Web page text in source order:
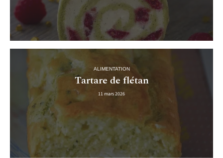
ALIMENTATION
Tartare de flétan
11 mars 2026